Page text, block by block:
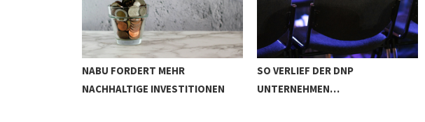
NABU FORDERT MEHR
NACHHALTIGE INVESTITIONEN
SO VERLIEF DER DNP
UNTERNEHMEN…